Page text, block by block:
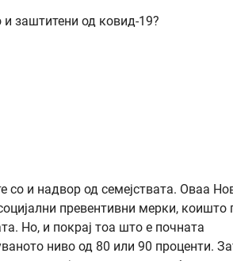
со и надвор од семејствата. Оваа
превентивни мерки, коишто
Но, и покрај тоа што е почната
ниво од 80 или 90 проценти.